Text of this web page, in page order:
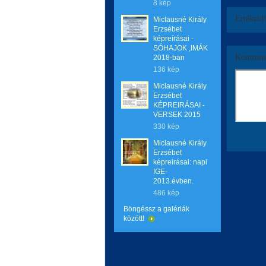
8 kép
Miclausné Király
Erzsébet
képreírásai -
SÓHAJOK ,IMÁK
2018-ban
136 kép
Miclausné Király
Erzsébet
KÉPREIRÁSAI -
VERSEK 2015
330 kép
Miclausné Király
Erzsébet
képreirásai: napi
IGE-
2013.évben.
486 kép
Böngéssz a galériák
között!
Értékeld!